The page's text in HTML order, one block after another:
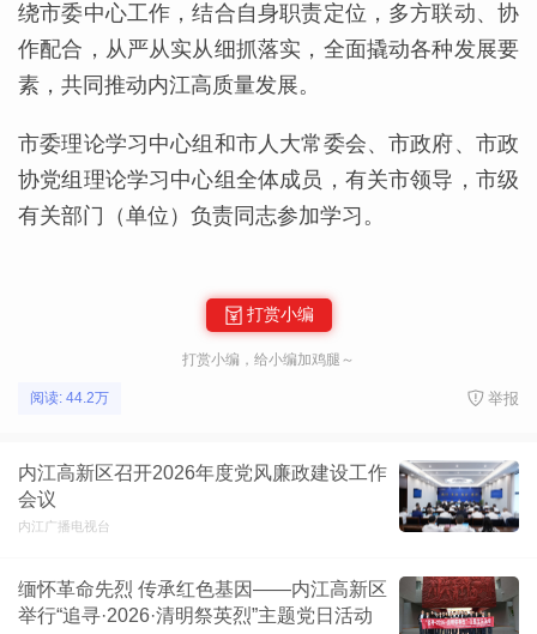
绕市委中心工作，结合自身职责定位，多方联动、协
作配合，从严从实从细抓落实，全面撬动各种发展要
素，共同推动内江高质量发展。
市委理论学习中心组和市人大常委会、市政府、市政
协党组理论学习中心组全体成员，有关市领导，市级
有关部门（单位）负责同志参加学习。
打赏小编
打赏小编，给小编加鸡腿～
阅读: 44.2万 举报
内江高新区召开2026年度党风廉政建设工作
会议
内江广播电视台
缅怀革命先烈 传承红色基因——内江高新区
举行“追寻·2026·清明祭英烈”主题党日活动